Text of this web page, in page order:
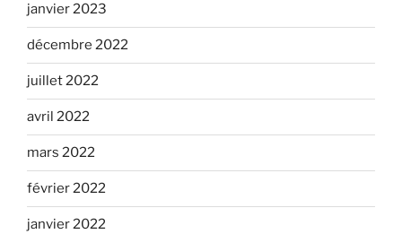
janvier 2023
décembre 2022
juillet 2022
avril 2022
mars 2022
février 2022
janvier 2022